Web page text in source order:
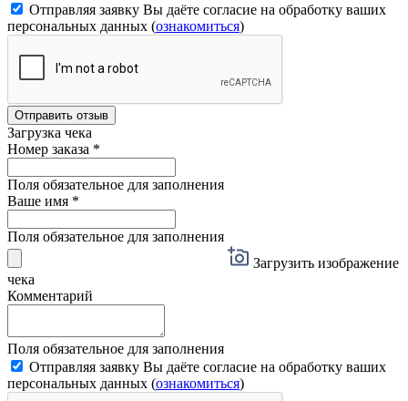
Отправляя заявку Вы даёте согласие на обработку ваших
персональных данных (ознакомиться)
Отправить отзыв
Загрузка чека
Номер заказа *
Поля обязательное для заполнения
Ваше имя *
Поля обязательное для заполнения
Загрузить изображение
чека
Комментарий
Поля обязательное для заполнения
Отправляя заявку Вы даёте согласие на обработку ваших
персональных данных (ознакомиться)